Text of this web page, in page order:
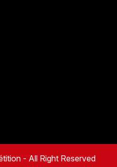
- All Right Reserved